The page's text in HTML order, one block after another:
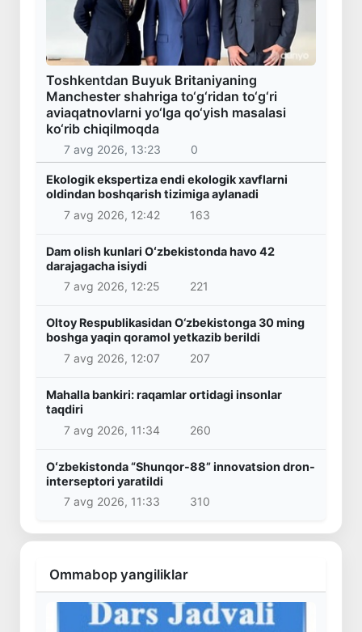
Toshkentdan Buyuk Britaniyaning
Manchester shahriga to‘g‘ridan to‘g‘ri
aviaqatnovlarni yo‘lga qo‘yish masalasi
ko‘rib chiqilmoqda
7 avg 2026, 13:23 0
Ekologik ekspertiza endi ekologik xavflarni
oldindan boshqarish tizimiga aylanadi
7 avg 2026, 12:42
163
Dam olish kunlari Oʻzbekistonda havo 42
darajagacha isiydi
7 avg 2026, 12:25
221
Oltoy Respublikasidan O‘zbekistonga 30 ming
boshga yaqin qoramol yetkazib berildi
7 avg 2026, 12:07
207
Mahalla bankiri: raqamlar ortidagi insonlar
taqdiri
7 avg 2026, 11:34
260
Oʻzbekistonda “Shunqor-88” innovatsion dron-
interseptori yaratildi
7 avg 2026, 11:33
310
Ommabop yangiliklar